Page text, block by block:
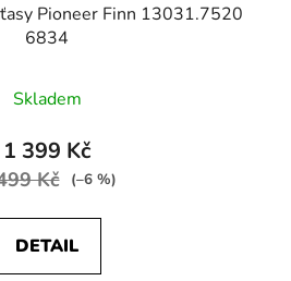
Pioneer Finn 13031.7520
6834
Skladem
1 399 Kč
Kč (–6 %)
DETAIL